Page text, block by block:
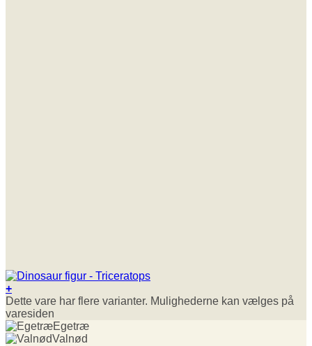
+
Dette vare har flere varianter. Mulighederne kan vælges på
varesiden
Egetræ
Valnød